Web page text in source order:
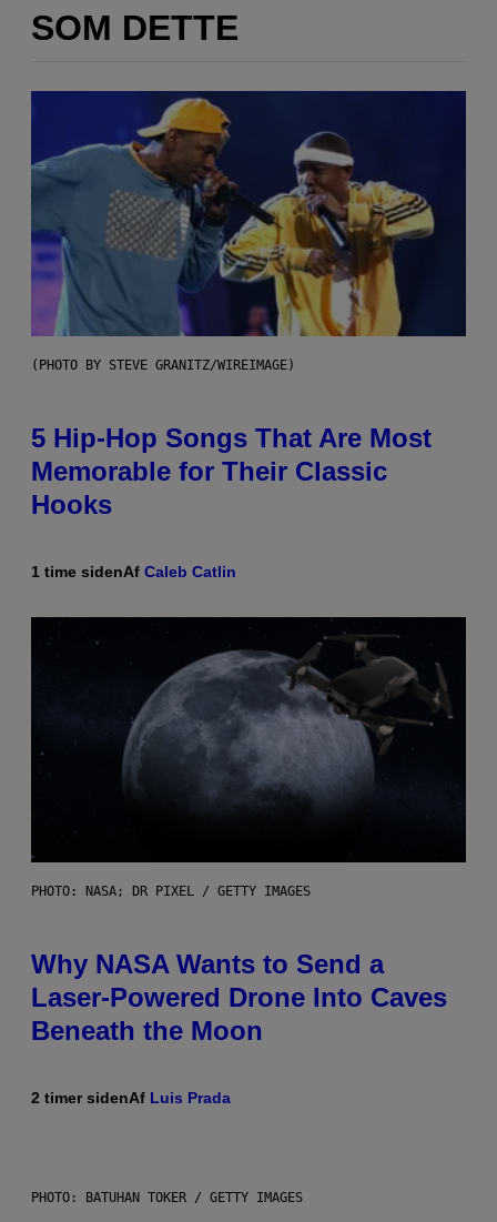
SOM DETTE
(PHOTO BY STEVE GRANITZ/WIREIMAGE)
5 Hip-Hop Songs That Are Most
Memorable for Their Classic
Hooks
1 time sidenAf Caleb Catlin
PHOTO: NASA; DR PIXEL / GETTY IMAGES
Why NASA Wants to Send a
Laser-Powered Drone Into Caves
Beneath the Moon
2 timer sidenAf Luis Prada
PHOTO: BATUHAN TOKER / GETTY IMAGES